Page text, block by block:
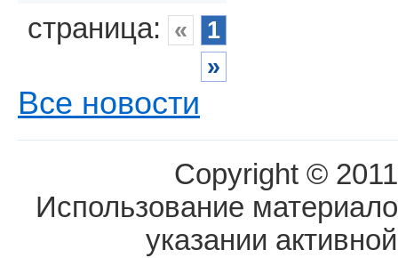
страница: «
1
»
Все новости
Copyright ©
Использование
указании